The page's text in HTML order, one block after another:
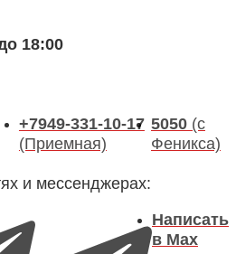
18:00
+7949-331-10-17
(Приемная)
5050 (с
Феникса)
и мессенджерах:
Написать
в Max